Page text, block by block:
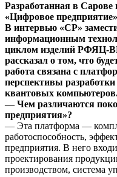
Разработанная в
«Цифровое
В интервью «СР»
информационным
циклом изделий
рассказал о том, что
работа связана с
перспективы
квантовых
— Чем различаются
предприятия»?
— Эта платформа —
работоспособность,
предприятия. В него
проектирования
производством, система